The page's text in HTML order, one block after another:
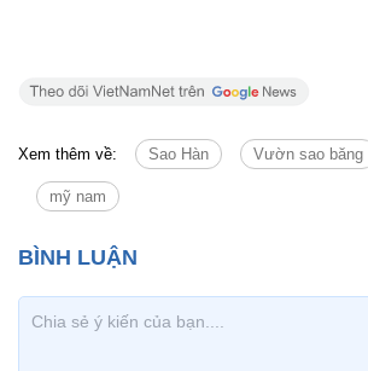
Xem thêm về: Sao Hàn Vườn sao băng
mỹ nam